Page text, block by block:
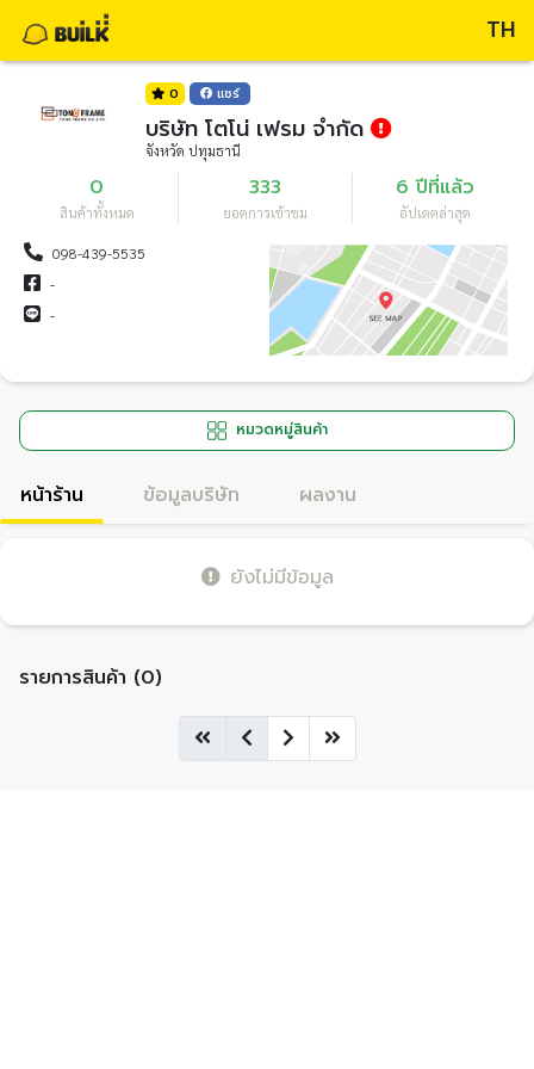
TH
0 แชร์
บริษัท โตโน่ เฟรม จำกัด
จังหวัด ปทุมธานี
0
สินค้าทั้งหมด
333
ยอดการเข้าชม
6 ปีที่แล้ว
อัปเดตล่าสุด
098-439-5535
-
-
หมวดหมู่สินค้า
หน้าร้าน ข้อมูลบริษัท ผลงาน
ยังไม่มีข้อมูล
รายการสินค้า (0)